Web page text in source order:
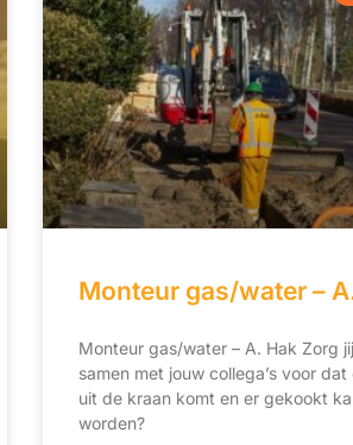
Monteur gas/water –
Monteur gas/water – A. Hak Zorg
samen met jouw collega’s voor
uit de kraan komt en er gekookt
worden?